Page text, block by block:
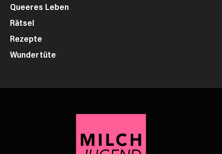
Queeres Leben
Rätsel
Rezepte
Wundertüte